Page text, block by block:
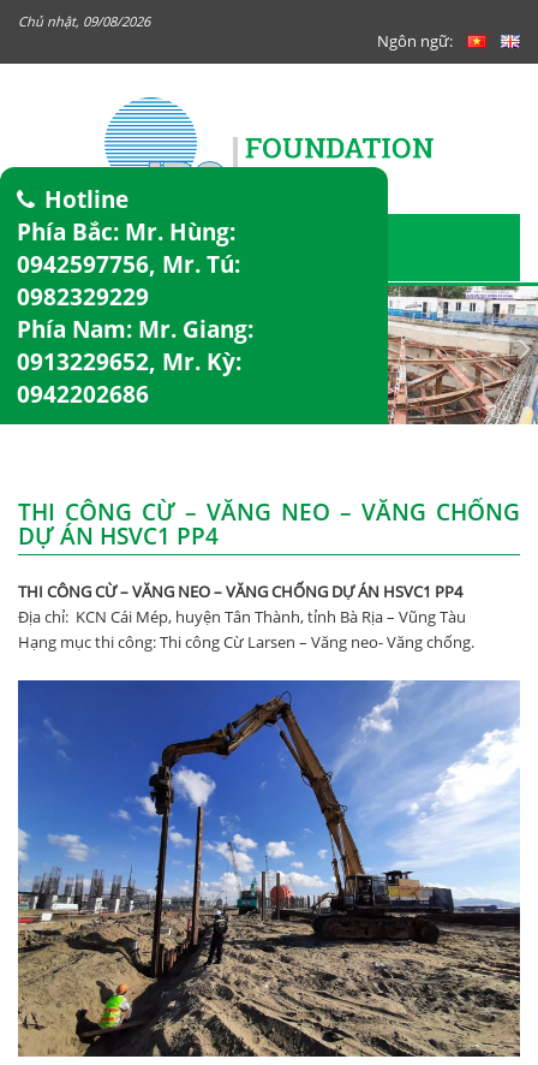
Chủ nhật, 09/08/2026
Ngôn ngữ:
Hotline
Phía Bắc: Mr. Hùng:
0942597756, Mr. Tú:
0982329229
Phía Nam: Mr. Giang:
0913229652, Mr. Kỳ:
0942202686
THI CÔNG CỪ – VĂNG NEO – VĂNG CHỐNG
DỰ ÁN HSVC1 PP4
THI CÔNG CỪ – VĂNG NEO – VĂNG CHỐNG DỰ ÁN HSVC1 PP4
Địa chỉ: KCN Cái Mép, huyện Tân Thành, tỉnh Bà Rịa – Vũng Tàu
Hạng mục thi công: Thi công Cừ Larsen – Văng neo- Văng chống.